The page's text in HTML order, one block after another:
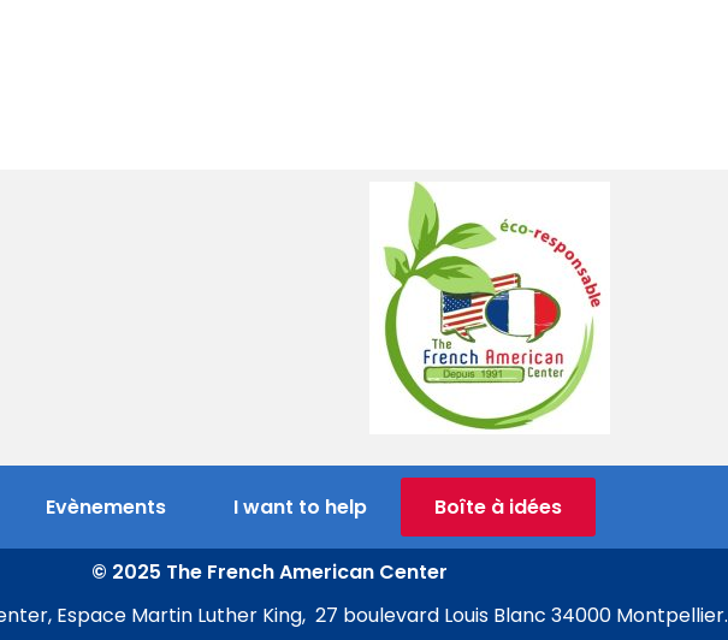
Evènements I want to help Boîte à idées
© 2025 The French American Center
Espace Martin Luther King, 27 boulevard Louis Blanc 34000 Montpellier.